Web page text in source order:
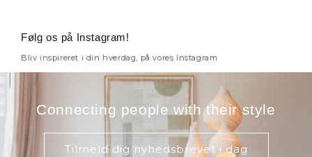
Følg os på Instagram!
Bliv inspireret i din hverdag, på vores Instagram
Connecting people with their style
Tilmeld dig nyhedsbrevet i dag